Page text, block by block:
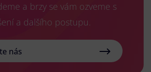
a brzy se vám ozveme s
a dalšího postupu.
nás